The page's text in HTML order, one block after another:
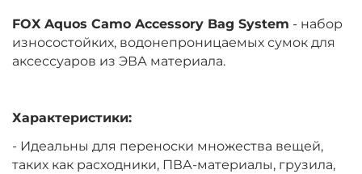
FOX Aquos Camo Accessory Bag System - набор
износостойких, водонепроницаемых сумок для
аксессуаров из ЭВА материала.
Характеристики:
- Идеальны для переноски множества вещей,
таких как расходники, ПВА-материалы, грузила,